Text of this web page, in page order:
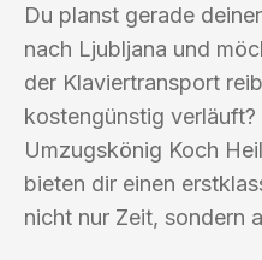
Du planst gerade
nach Ljubljana und
der Klaviertransport
kostengünstig
Umzugskönig Koch
bieten dir einen
nicht nur Zeit, sondern